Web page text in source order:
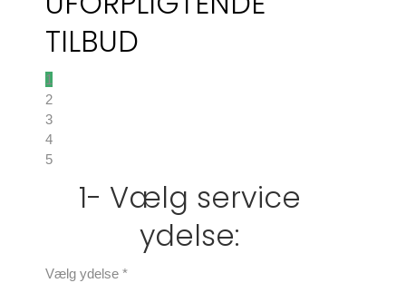
TILBUD
1
2
3
4
5
1- Vælg service
ydelse:
Vælg ydelse *